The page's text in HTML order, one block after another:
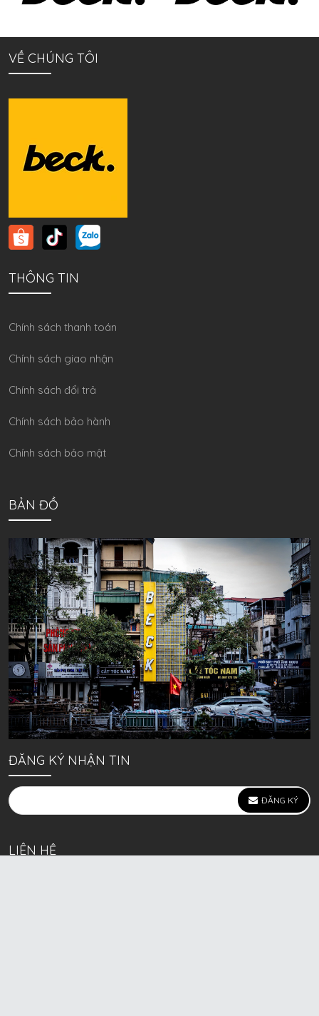
VỀ CHÚNG TÔI
THÔNG TIN
Chính sách thanh toán
Chính sách giao nhận
Chính sách đổi trả
Chính sách bảo hành
Chính sách bảo mật
BẢN ĐỒ
ĐĂNG KÝ NHẬN TIN
ĐĂNG KÝ
LIÊN HỆ